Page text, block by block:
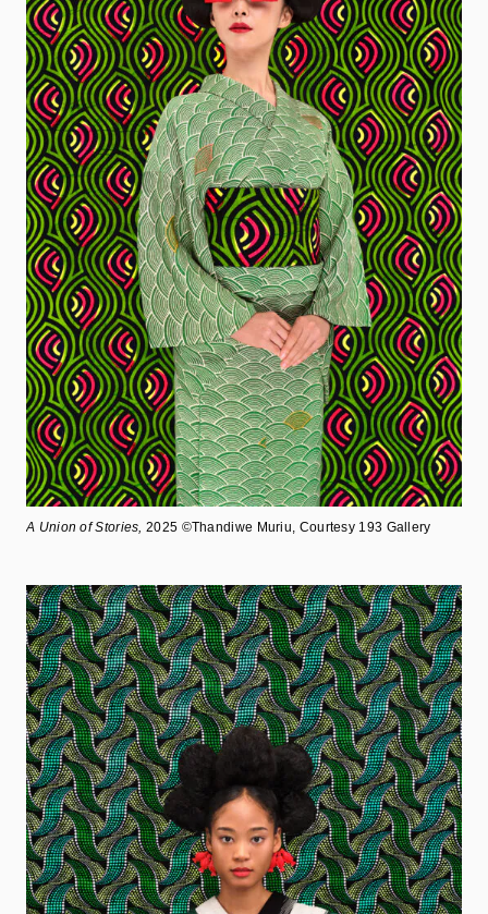
A Union of Stories, 2025 ©Thandiwe Muriu, Courtesy 193 Gallery